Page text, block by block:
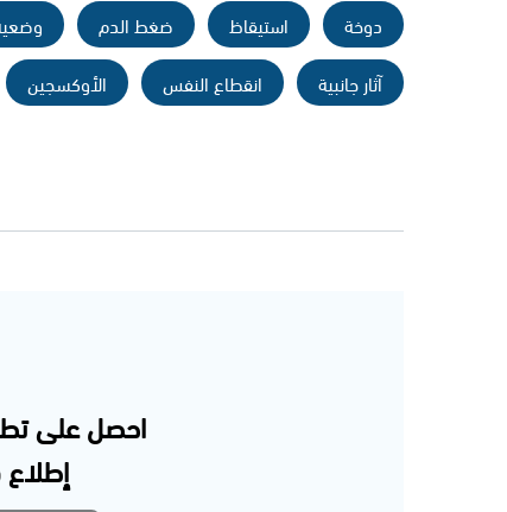
دوخة استيقاظ ضغط الدم
آثار جانبية
انقطاع النفس الأوكسجين
احصل على
إطلاع